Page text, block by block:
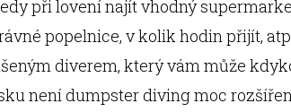
při lovení najít vhodný
popelnice, v kolik hodin přijít,
diverem, který vám může
není dumpster diving moc